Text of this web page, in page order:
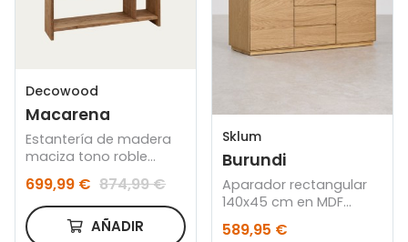
Decowood
Macarena
Estantería de madera
maciza tono roble
699,99 € 874,99 €
AÑADIR
Sklum
Burundi
Aparador rectangular
140x45 cm en MDF
Burundi
589,95 €